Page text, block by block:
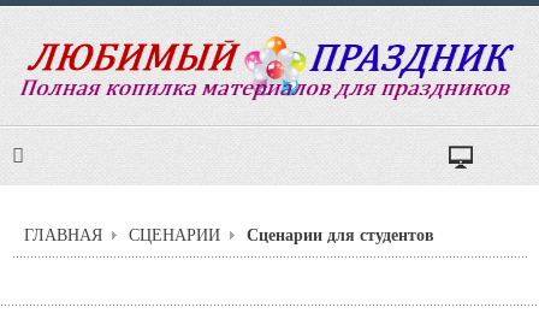
ГЛАВНАЯ СЦЕНАРИИ Сценарии для студентов